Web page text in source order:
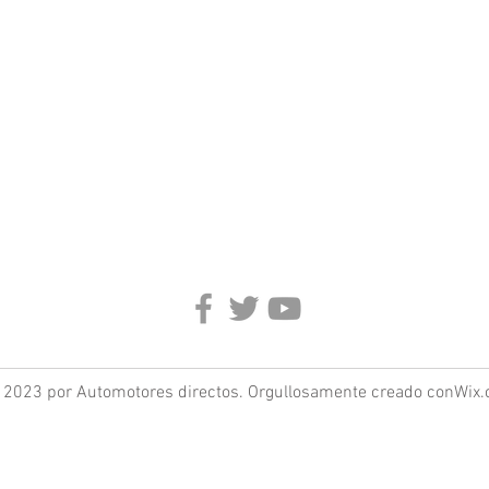
por Automotores directos. Orgullosamente creado con